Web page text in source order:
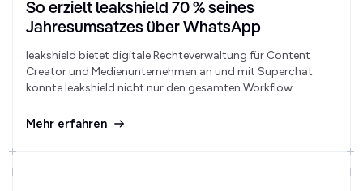
So erzielt leakshield 70 % seines
Jahresumsatzes über WhatsApp
leakshield bietet digitale Rechteverwaltung für Content
Creator und Medienunternehmen an und mit Superchat
konnte leakshield nicht nur den gesamten Workflow
und gleichzeitig den Umsatz steigern.
Mehr erfahren